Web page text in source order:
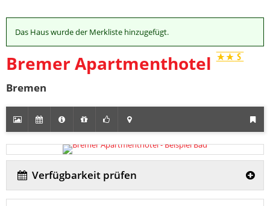
Das Haus wurde der Merkliste hinzugefügt.
Bremer Apartmenthotel
Bremen
Verfügbarkeit prüfen